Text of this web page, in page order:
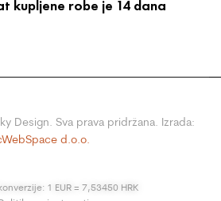
kupljene robe je 14 dana
Design. Sva prava pridržana. Izrada:
d.o.o.
1 EUR = 7,53450 HRK